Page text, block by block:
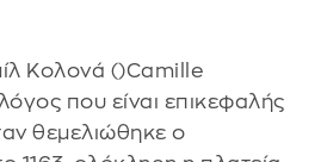
Κολονά ()Camille
που είναι επικεφαλής
θεμελιώθηκε ο